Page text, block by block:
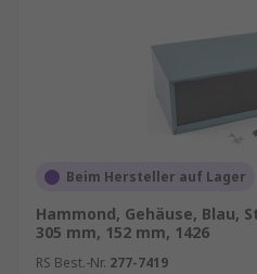
Beim Hersteller auf Lager
Hammond, Gehäuse, Blau,
305 mm, 152 mm, 1426
RS Best.-Nr. 277-7419